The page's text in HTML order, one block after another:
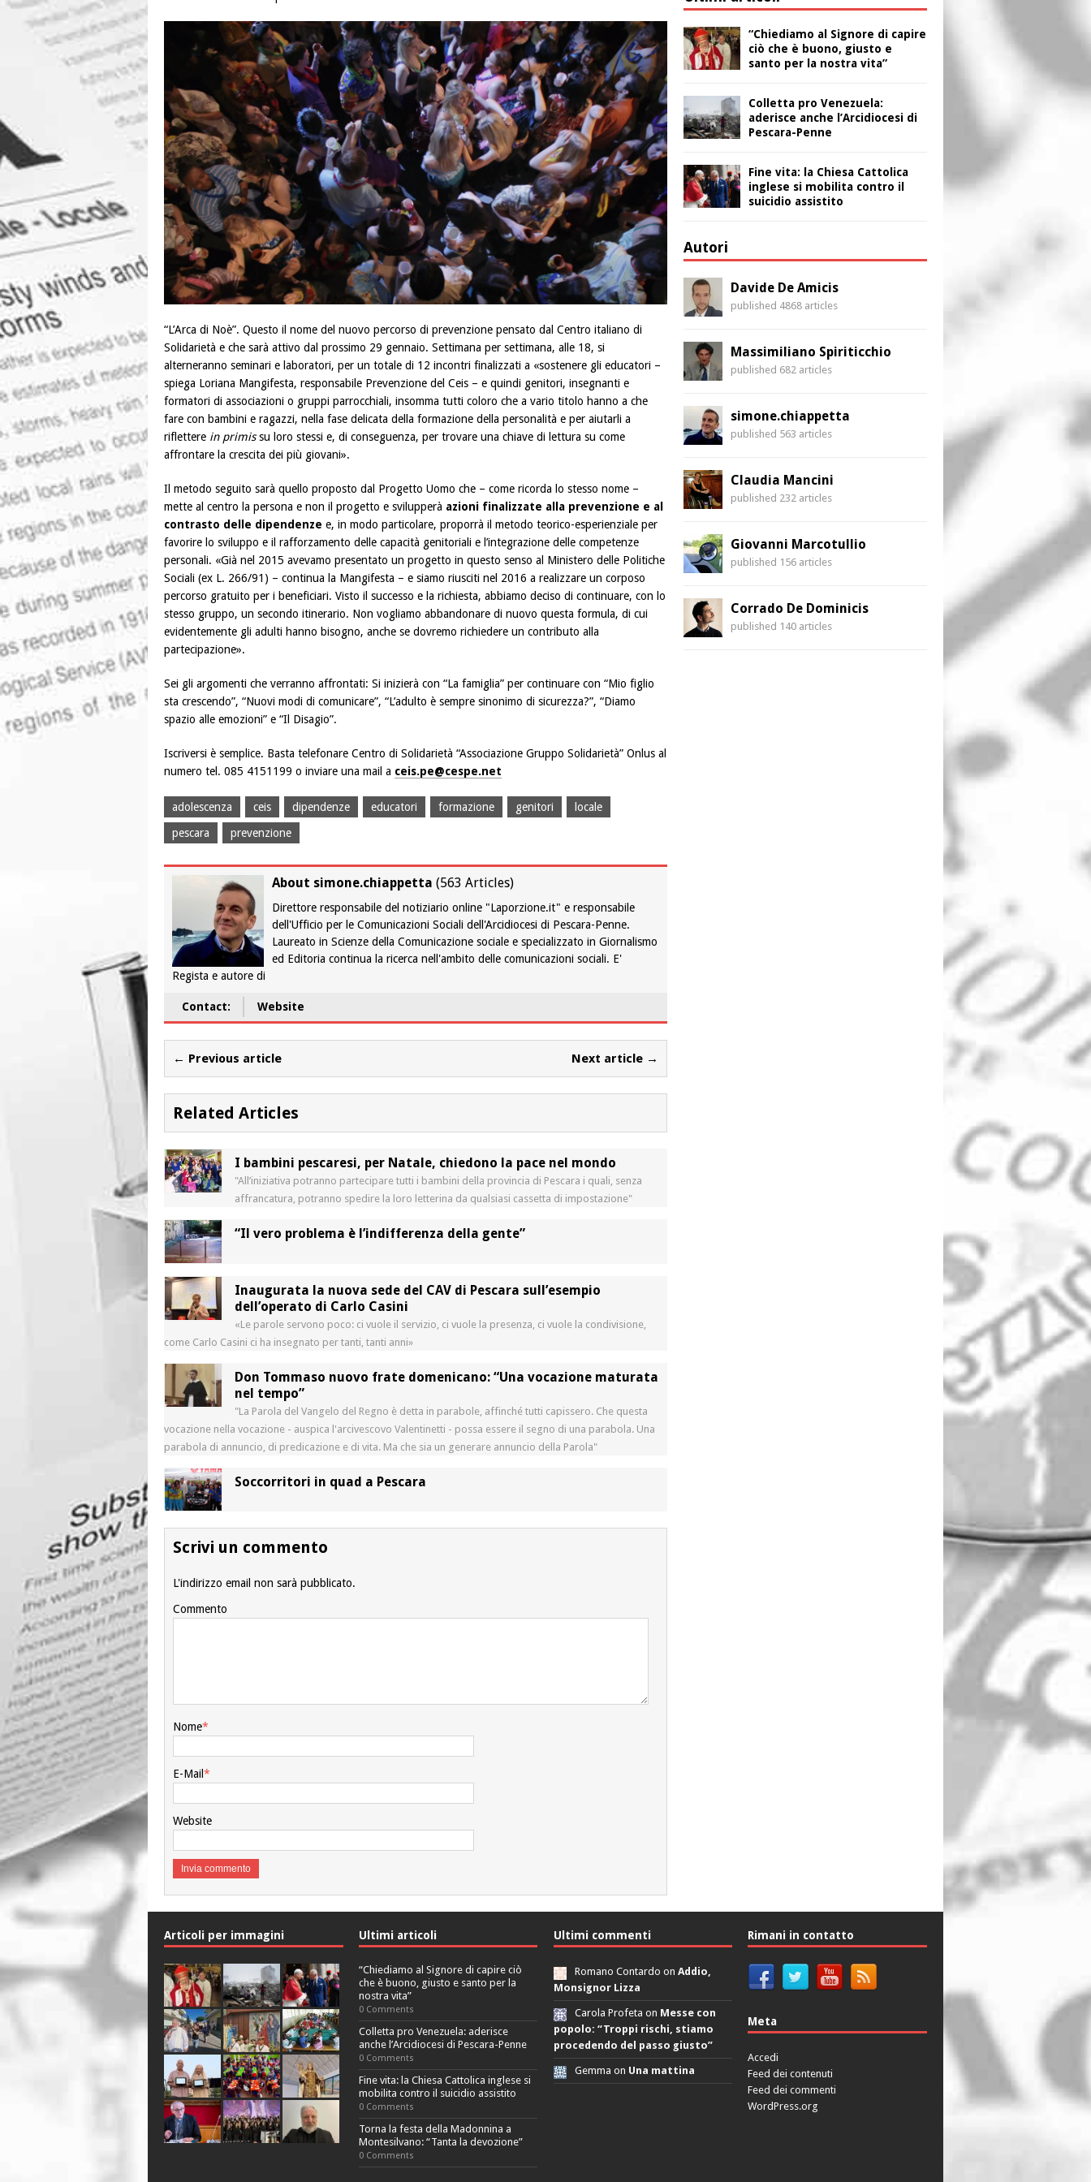
“L’Arca di Noè”. Questo il nome del nuovo percorso di prevenzione pensato dal Centro italiano di
Solidarietà e che sarà attivo dal prossimo 29 gennaio. Settimana per settimana, alle 18, si
alterneranno seminari e laboratori, per un totale di 12 incontri finalizzati a «sostenere gli educatori –
spiega Loriana Mangifesta, responsabile Prevenzione del Ceis – e quindi genitori, insegnanti e
formatori di associazioni o gruppi parrocchiali, insomma tutti coloro che a vario titolo hanno a che
fare con bambini e ragazzi, nella fase delicata della formazione della personalità e per aiutarli a
riflettere in primissu loro stessi e, di conseguenza, per trovare una chiave di lettura su come
affrontare la crescita dei più giovani».
Il metodo seguito sarà quello proposto dal Progetto Uomo che – come ricorda lo stesso nome –
mette al centro la persona e non il progetto e svilupperà azioni finalizzate alla prevenzione e al
contrasto delle dipendenze e, in modo particolare, proporrà il metodo teorico-esperienziale per
favorire lo sviluppo e il rafforzamento delle capacità genitoriali e l’integrazione delle competenze
personali. «Già nel 2015 avevamo presentato un progetto in questo senso al Ministero delle Politiche
Sociali (ex L. 266/91) – continua la Mangifesta – e siamo riusciti nel 2016 a realizzare un corposo
percorso gratuito per i beneficiari. Visto il successo e la richiesta, abbiamo deciso di continuare, con lo
stesso gruppo, un secondo itinerario. Non vogliamo abbandonare di nuovo questa formula, di cui
evidentemente gli adulti hanno bisogno, anche se dovremo richiedere un contributo alla
partecipazione».
Sei gli argomenti che verranno affrontati: Si inizierà con “La famiglia” per continuare con “Mio figlio
sta crescendo”, “Nuovi modi di comunicare”, “L’adulto è sempre sinonimo di sicurezza?”, “Diamo
spazio alle emozioni” e “Il Disagio”.
Iscriversi è semplice. Basta telefonare Centro di Solidarietà “Associazione Gruppo Solidarietà” Onlus al
numero tel. 085 4151199 o inviare una mail a ceis.pe@cespe.net
adolescenza ceis dipendenze educatori formazione genitori
locale
pescara
prevenzione
About simone.chiappetta (563 Articles)
Direttore responsabile del notiziario online "Laporzione.it" e responsabile
dell'Ufficio per le Comunicazioni Sociali dell'Arcidiocesi di Pescara-Penne.
Laureato in Scienze della Comunicazione sociale e specializzato in Giornalismo
ed Editoria continua la ricerca nell'ambito delle comunicazioni sociali. E'
Regista e autore di
Contact: Website
← Previous article Next article →
Related Articles
I bambini pescaresi, per Natale, chiedono la pace nel mondo
"All’iniziativa potranno partecipare tutti i bambini della provincia di Pescara i quali, senza
affrancatura, potranno spedire la loro letterina da qualsiasi cassetta di impostazione"
“Il vero problema è l’indifferenza della gente”
Inaugurata la nuova sede del CAV di Pescara sull’esempio
dell’operato di Carlo Casini
«Le parole servono poco: ci vuole il servizio, ci vuole la presenza, ci vuole la condivisione,
come Carlo Casini ci ha insegnato per tanti, tanti anni»
Don Tommaso nuovo frate domenicano: “Una vocazione maturata
nel tempo”
"La Parola del Vangelo del Regno è detta in parabole, affinché tutti capissero. Che questa
vocazione nella vocazione - auspica l'arcivescovo Valentinetti - possa essere il segno di una parabola. Una
parabola di annuncio, di predicazione e di vita. Ma che sia un generare annuncio della Parola"
Soccorritori in quad a Pescara
Scrivi un commento
L'indirizzo email non sarà pubblicato.
Commento
Nome*
E-Mail*
Website
“Chiediamo al Signore di capire
ciò che è buono, giusto e
santo per la nostra vita”
Colletta pro Venezuela:
aderisce anche l’Arcidiocesi di
Pescara-Penne
Fine vita: la Chiesa Cattolica
inglese si mobilita contro il
suicidio assistito
Autori
Davide De Amicis
published 4868 articles
Massimiliano Spiriticchio
published 682 articles
simone.chiappetta
published 563 articles
Claudia Mancini
published 232 articles
Giovanni Marcotullio
published 156 articles
Corrado De Dominicis
published 140 articles
Articoli per immagini Ultimi articoli
“Chiediamo al Signore di capire ciò
che è buono, giusto e santo per la
nostra vita”
0 Comments
Colletta pro Venezuela: aderisce
anche l’Arcidiocesi di Pescara-Penne
0 Comments
Fine vita: la Chiesa Cattolica inglese si
mobilita contro il suicidio assistito
0 Comments
Torna la festa della Madonnina a
Montesilvano: “Tanta la devozione”
0 Comments
Ultimi commenti
Romano Contardo on Addio,
Monsignor Lizza
Carola Profeta on Messe con
popolo: “Troppi rischi, stiamo
procedendo del passo giusto”
Gemma on Una mattina
Rimani in contatto
Meta
Accedi
Feed dei contenuti
Feed dei commenti
WordPress.org